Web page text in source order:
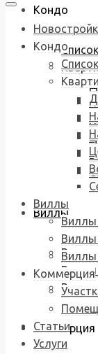
Кондо
Виллы
Виллы
Виллы
Коммерция
Кондо
Виллы
Виллы
Виллы
Коммерция
Статьи
Услуги